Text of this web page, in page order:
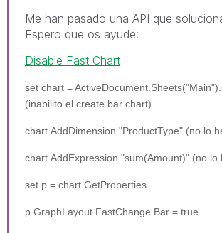
Me han pasado una API que
Espero que os ayude:
Disable Fast Chart
set chart =
(inabilito el create bar chart)
chart.AddDimension "ProductType" (no lo
chart.AddExpression "sum(Amount)" (no lo
set p = chart.GetProperties
p.GraphLayout.FastChange.Bar = true